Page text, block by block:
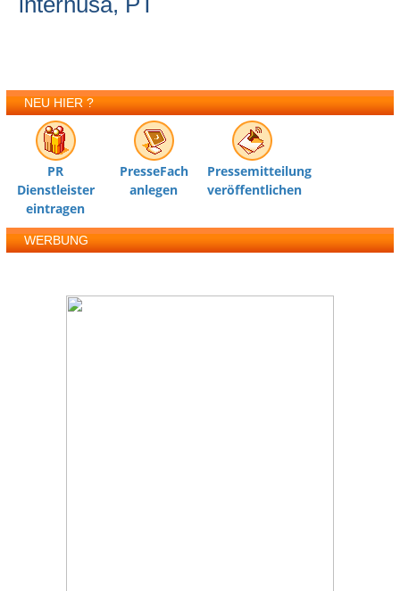
NEU HIER ?
PR
Dienstleister
eintragen
PresseFach
anlegen
Pressemitteilung
veröffentlichen
WERBUNG